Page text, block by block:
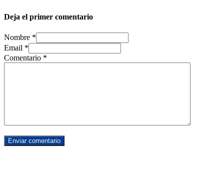
Deja el primer comentario
Nombre *
Email *
Comentario *